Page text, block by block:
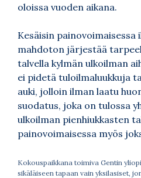
oloissa vuoden aikana.
Kesäisin painovoimaisessa
mahdoton järjestää
talvella kylmän ulkoilman
ei pidetä tuloilmaluukkuja
auki, jolloin ilman laatu
suodatus, joka on tulossa
ulkoilman pienhiukkasten
painovoimaisessa myös
Kokouspaikkana toimiva Gentin
sikäläiseen tapaan vain yksilasiset,